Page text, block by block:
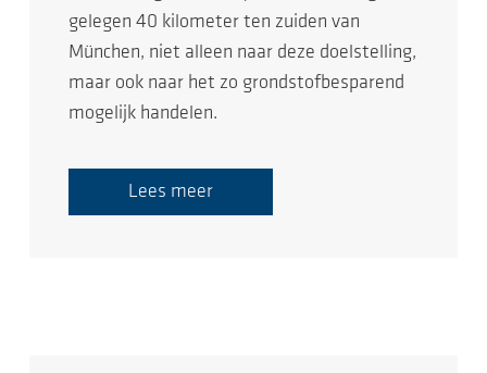
gelegen 40 kilometer ten zuiden van
München, niet alleen naar deze doelstelling,
maar ook naar het zo grondstofbesparend
mogelijk handelen.
Lees meer